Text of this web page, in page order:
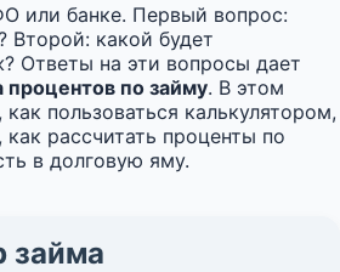
или банке. Первый вопрос:
Второй: какой будет
Ответы на эти вопросы дает
процентов по займу. В этом
пользоваться калькулятором,
рассчитать проценты по
в долговую яму.
займа